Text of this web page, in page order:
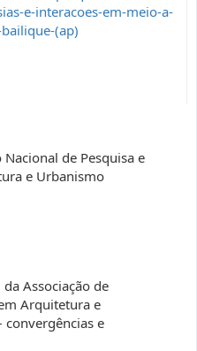
e-interacoes-em-meio-a-
(ap)
de Pesquisa e
e Urbanismo
Associação de
Arquitetura e
convergências e